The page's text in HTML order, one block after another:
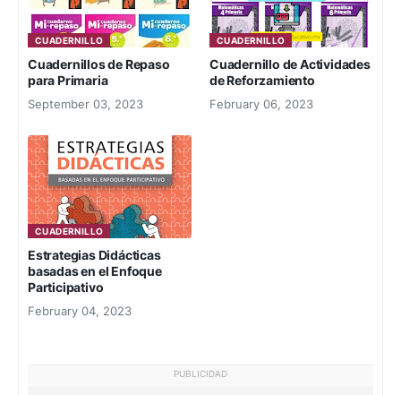
CUADERNILLO
Cuadernillos de Repaso
para Primaria
September 03, 2023
CUADERNILLO
Cuadernillo de Actividades
de Reforzamiento
February 06, 2023
CUADERNILLO
Estrategias Didácticas
basadas en el Enfoque
Participativo
February 04, 2023
PUBLICIDAD